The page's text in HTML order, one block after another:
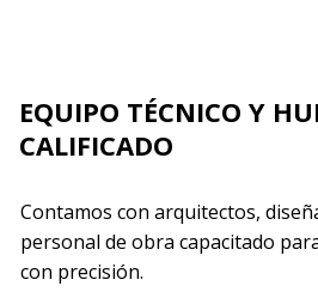
EQUIPO TÉCNICO Y
CALIFICADO
Contamos con arquitectos,
personal de obra capacitado
con precisión.